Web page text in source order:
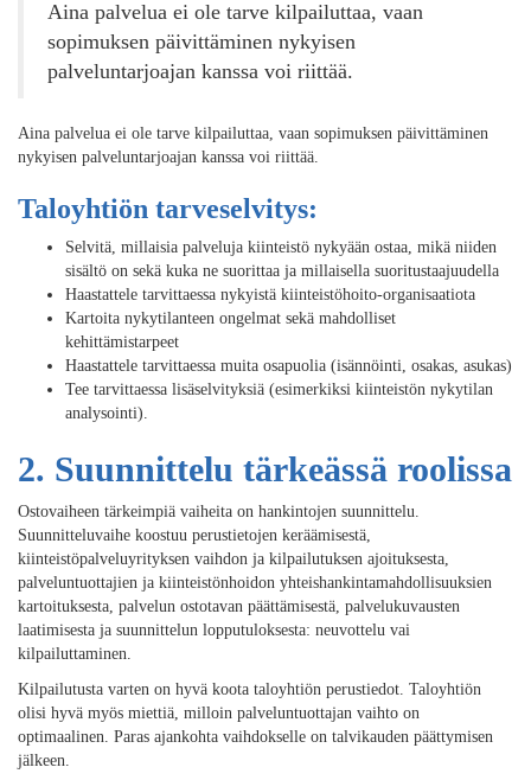
Aina palvelua ei ole tarve kilpailuttaa, vaan
sopimuksen päivittäminen nykyisen
palveluntarjoajan kanssa voi riittää.
Aina palvelua ei ole tarve kilpailuttaa, vaan sopimuksen päivittäminen
nykyisen palveluntarjoajan kanssa voi riittää.
Taloyhtiön tarveselvitys:
Selvitä, millaisia palveluja kiinteistö nykyään ostaa, mikä niiden
sisältö on sekä kuka ne suorittaa ja millaisella suoritustaajuudella
Haastattele tarvittaessa nykyistä kiinteistöhoito-organisaatiota
Kartoita nykytilanteen ongelmat sekä mahdolliset
kehittämistarpeet
Haastattele tarvittaessa muita osapuolia (isännöinti, osakas, asukas)
Tee tarvittaessa lisäselvityksiä (esimerkiksi kiinteistön nykytilan
analysointi).
2. Suunnittelu tärkeässä roolissa
Ostovaiheen tärkeimpiä vaiheita on hankintojen suunnittelu.
Suunnitteluvaihe koostuu perustietojen keräämisestä,
kiinteistöpalveluyrityksen vaihdon ja kilpailutuksen ajoituksesta,
palveluntuottajien ja kiinteistönhoidon yhteishankintamahdollisuuksien
kartoituksesta, palvelun ostotavan päättämisestä, palvelukuvausten
laatimisesta ja suunnittelun lopputuloksesta: neuvottelu vai
kilpailuttaminen.
Kilpailutusta varten on hyvä koota taloyhtiön perustiedot. Taloyhtiön
olisi hyvä myös miettiä, milloin palveluntuottajan vaihto on
optimaalinen. Paras ajankohta vaihdokselle on talvikauden päättymisen
jälkeen.